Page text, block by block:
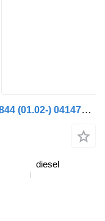
Mercedes-Benz Actros MP2/MP3 1844 (01.02-) 0414799025 brandstofpomp voor Mercedes-Benz Actros, Axor MP1, MP2, MP3 (1996-2014) trekker
diesel